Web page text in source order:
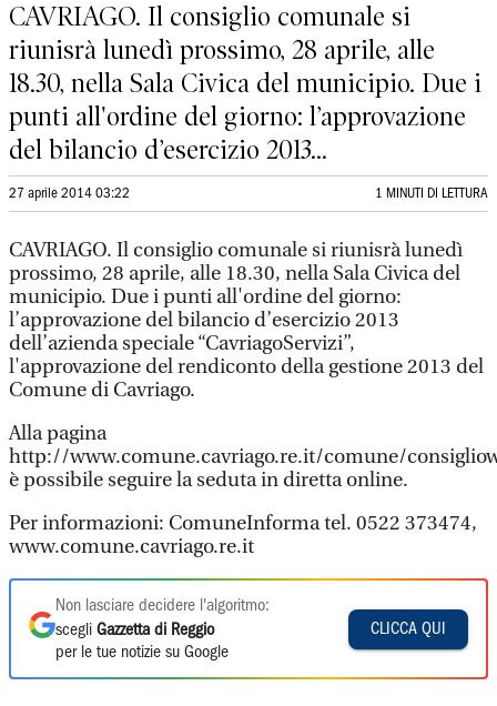
CAVRIAGO. Il consiglio comunale si
riunisrà lunedì prossimo, 28 aprile, alle
18.30, nella Sala Civica del municipio. Due i
punti all'ordine del giorno: l’approvazione
del bilancio d’esercizio 2013...
27 aprile 2014 03:22 1 MINUTI DI LETTURA
CAVRIAGO. Il consiglio comunale si riunisrà lunedì
prossimo, 28 aprile, alle 18.30, nella Sala Civica del
municipio. Due i punti all'ordine del giorno:
l’approvazione del bilancio d’esercizio 2013
dell’azienda speciale “CavriagoServizi”,
l'approvazione del rendiconto della gestione 2013 del
Comune di Cavriago.
Alla pagina
http://www.comune.cavriago.re.it/comune/
è possibile seguire la seduta in diretta online.
Per informazioni: ComuneInforma tel. 0522 373474,
www.comune.cavriago.re.it
Non lasciare decidere l'algoritmo:
scegli Gazzetta di Reggio
per le tue notizie su Google
CLICCA QUI